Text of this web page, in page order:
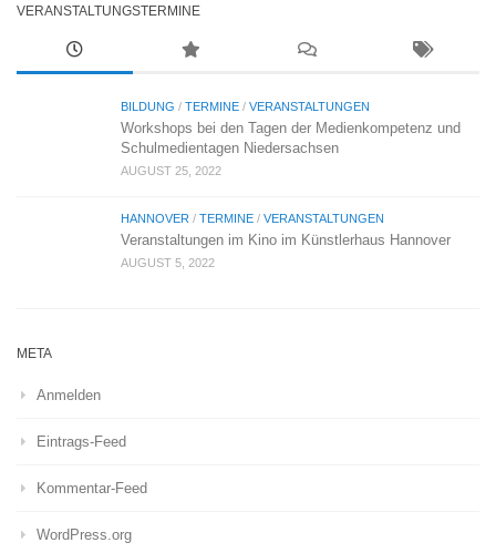
VERANSTALTUNGSTERMINE
BILDUNG / TERMINE / VERANSTALTUNGEN
Workshops bei den Tagen der Medienkompetenz und
Schulmedientagen Niedersachsen
AUGUST 25, 2022
HANNOVER / TERMINE / VERANSTALTUNGEN
Veranstaltungen im Kino im Künstlerhaus Hannover
AUGUST 5, 2022
META
Anmelden
Eintrags-Feed
Kommentar-Feed
WordPress.org